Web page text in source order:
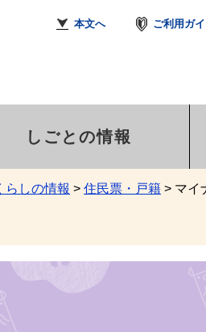
本文へ ご利用ガ
しごとの情報
らしの情報 > 住民票・戸籍 > マイ